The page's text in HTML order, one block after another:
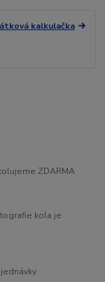
kalkulačka
ZDARMA
kola je